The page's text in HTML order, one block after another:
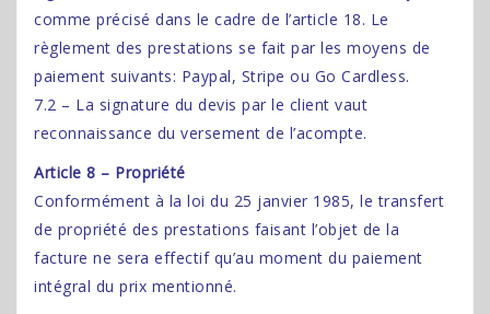
comme précisé dans le cadre de l’article 18. Le
règlement des prestations se fait par les moyens de
paiement suivants: Paypal, Stripe ou Go Cardless.
7.2 – La signature du devis par le client vaut
reconnaissance du versement de l’acompte.
Article 8 – Propriété
Conformément à la loi du 25 janvier 1985, le transfert
de propriété des prestations faisant l’objet de la
facture ne sera effectif qu’au moment du paiement
intégral du prix mentionné.